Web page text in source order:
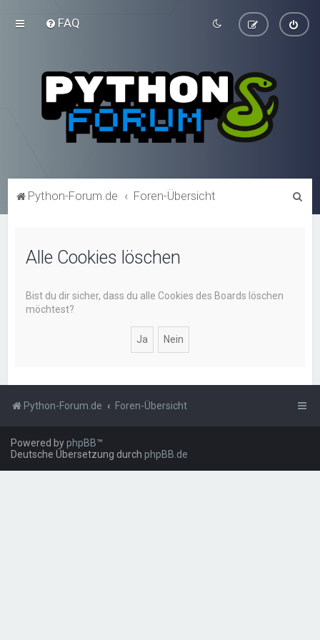
FAQ
Python-Forum.de Foren-Übersicht
Alle Cookies löschen
Bist du dir sicher, dass du alle Cookies des Boards löschen
möchtest?
Python-Forum.de Foren-Übersicht
Powered byphpBB™
Deutsche Übersetzung durch phpBB.de